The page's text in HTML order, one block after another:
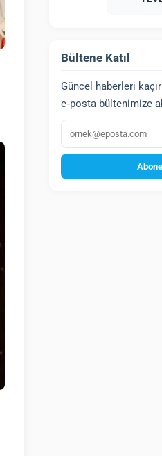
Bültene Katıl
Güncel haberleri
e‑posta bültenimize
E‑posta